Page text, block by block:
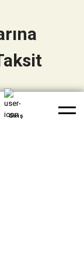
Yardım
Giriş